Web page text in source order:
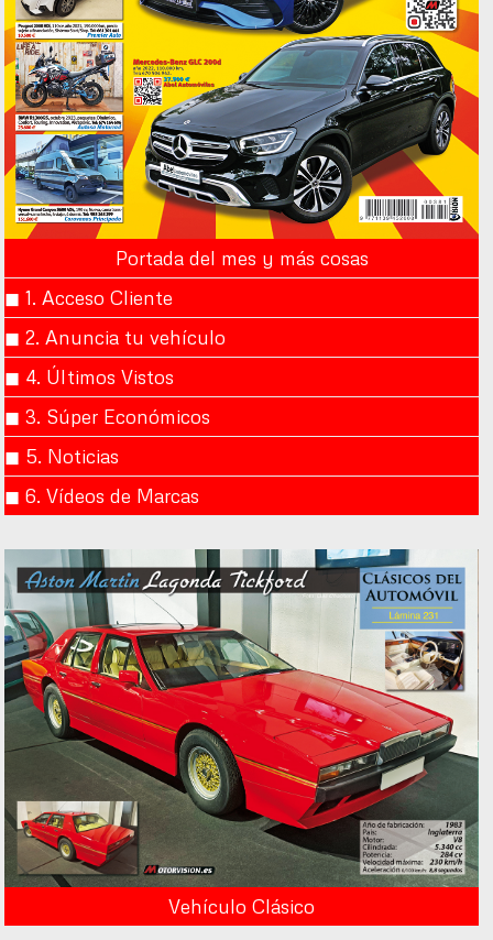
Portada del mes y más cosas
◼︎ 1. Acceso Cliente
◼︎ 2. Anuncia tu vehículo
◼︎ 4. Últimos Vistos
◼︎ 3. Súper Económicos
◼︎ 5. Noticias
◼︎ 6. Vídeos de Marcas
Vehículo Clásico